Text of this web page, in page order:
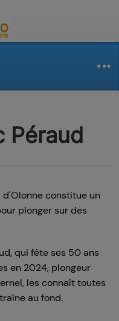
Péraud
d'Olonne constitue un
plonger sur des
qui fête ses 50 ans
en 2024, plongeur
les connaît toutes
au fond.